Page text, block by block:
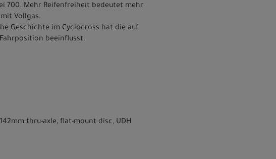
700. Mehr Reifenfreiheit bedeutet mehr
Vollgas.
Geschichte im Cyclocross hat die auf
beeinflusst.
thru-axle, flat-mount disc, UDH